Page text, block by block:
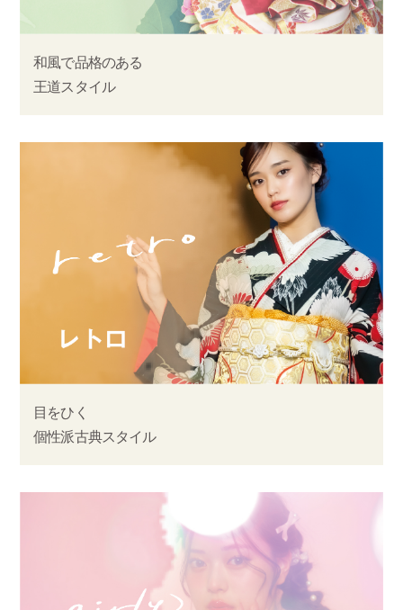
和風で品格のある
王道スタイル
目をひく
個性派古典スタイル